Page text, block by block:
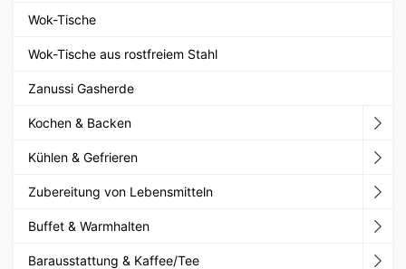
Wok-Tische
Wok-Tische aus rostfreiem Stahl
Zanussi Gasherde
Kochen & Backen
Kühlen & Gefrieren
Zubereitung von Lebensmitteln
Buffet & Warmhalten
Barausstattung & Kaffee/Tee